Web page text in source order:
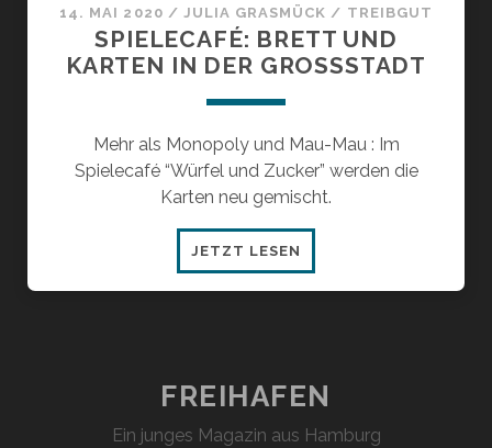
14. MAI 2020 / JULIA GRASMÜCK / TREIBGUT
SPIELECAFÉ: BRETT UND
KARTEN IN DER GROSSSTADT
Mehr als Monopoly und Mau-Mau : Im
Spielecafé “Würfel und Zucker” werden die
Karten neu gemischt.
JETZT LESEN
BRETT
GROSSSTADT
FREIHAFEN
Ein junges Magazin aus Hamburg